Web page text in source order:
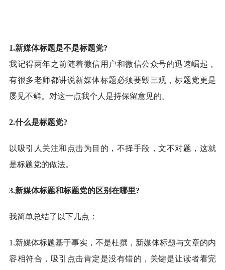
1.新媒体标题是不是标题党?
我记得两年之前随着微信用户和微信公众号的迅速崛起，
有很多老师都讲说新媒体标题必须要毁三观，标题党更是
屡见不鲜。对这一点我个人是持保留意见的。
2.什么是标题党?
以吸引人关注和点击为目的，不择手段，文不对题，这就
是标题党的做法。
3.新媒体标题和标题党的区别在哪里?
我简单总结了以下几点：
1.新媒体标题基于事实，不是杜撰，新媒体标题与文章的内
容相符合，吸引点击肯定是没有错的，关键是让读者看完